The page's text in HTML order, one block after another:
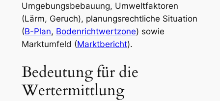
Umgebungsbebauung, Umweltfaktoren
(Lärm, Geruch), planungsrechtliche Situation
(B-Plan, Bodenrichtwertzone) sowie
Marktumfeld (Marktbericht).
Bedeutung für die
Wertermittlung